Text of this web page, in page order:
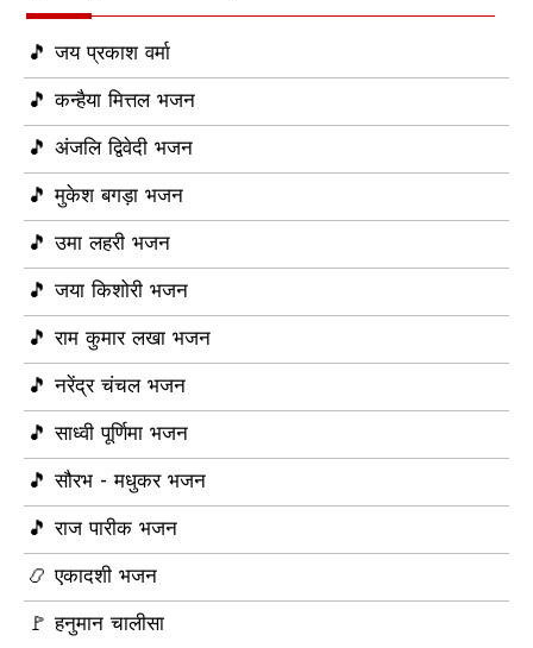
🎵 जय प्रकाश वर्मा
🎵 कन्हैया मित्तल भजन
🎵 अंजलि द्विवेदी भजन
🎵 मुकेश बगड़ा भजन
🎵 उमा लहरी भजन
🎵 जया किशोरी भजन
🎵 राम कुमार लखा भजन
🎵 नरेंद्र चंचल भजन
🎵 साध्वी पूर्णिमा भजन
🎵 सौरभ - मधुकर भजन
🎵 राज पारीक भजन
📿 एकादशी भजन
🚩 हनुमान चालीसा